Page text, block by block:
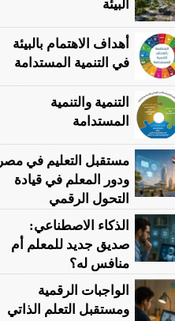
البيئة
أهداف الاهتمام بالبيئة
في التنمية المستدامة
التنمية والتنمية
المستدامة
مستقبل التعليم في مصر
ودور المعلم في قيادة
التحول الرقمي
الذكاء الاصطناعي:
صديق جديد للمعلم أم
منافس له؟
الواجبات الرقمية
ومستقبل التعلم الذاتي